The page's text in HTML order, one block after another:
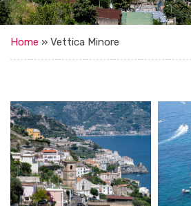
Home » Vettica Minore